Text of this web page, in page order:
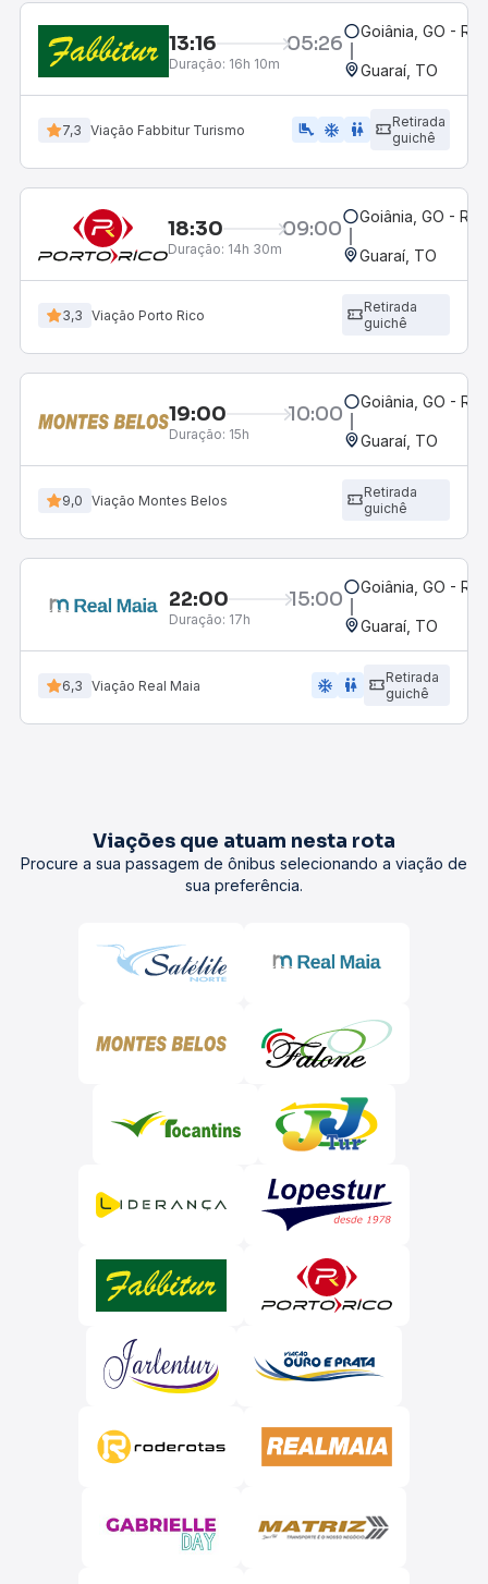
13:16 05:26
Duração: 16h 10m
Goiânia, GO -
Guaraí, TO
7,3 Viação Fabbitur Turismo airline_seat_legroom_extra ac_unit wc
Retirada
guichê
18:30 09:00
Duração: 14h 30m
Goiânia, GO -
Guaraí, TO
3,3 Viação Porto Rico
Retirada
guichê
19:00 10:00
Duração: 15h
Goiânia, GO -
Guaraí, TO
9,0 Viação Montes Belos
Retirada
guichê
22:00 15:00
Duração: 17h
Goiânia, GO -
Guaraí, TO
6,3 Viação Real Maia ac_unit wc
Retirada
guichê
Viações que atuam nesta rota
Procure a sua passagem de ônibus selecionando a viação de
sua preferência.